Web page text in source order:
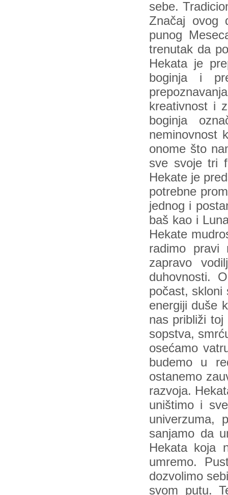
sebe.
Značaj ovog
punog
trenutak da
Hekata je
boginja i
kreativnost i
boginja
neminovnost
onome što
sve svoje tri
Hekate je
potrebne
jednog i
baš kao i
Hekate
radimo
zapravo
duhovnosti.
počast, skloni
energiji duše
nas približi
sopstva,
osećamo
budemo u
ostanemo
razvoja.
uništimo i
univerzuma,
sanjamo da
Hekata koja
umremo.
dozvolimo
svom putu.